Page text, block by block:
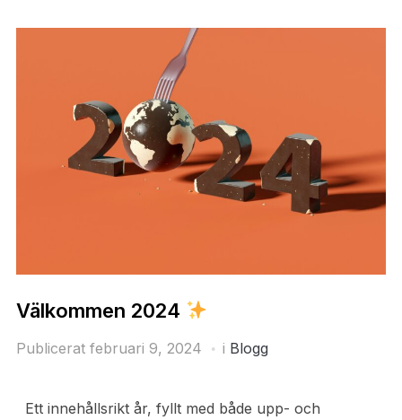
Välkommen 2024
Publicerat februari 9, 2024 i Blogg
Ett innehållsrikt år, fyllt med både upp- och